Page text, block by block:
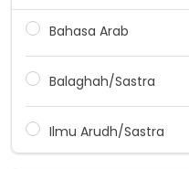
Bahasa Arab
Balaghah/Sastra
Ilmu Arudh/Sastra